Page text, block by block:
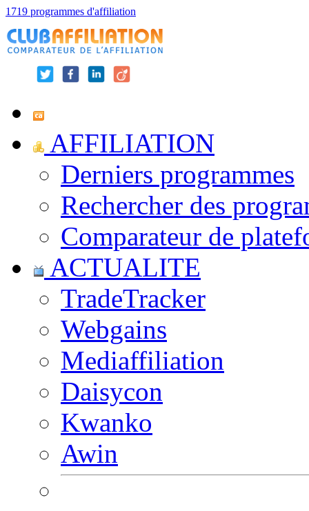
1719 programmes d'affiliation
AFFILIATION
Derniers programmes
Rechercher des
Comparateur de
ACTUALITE
TradeTracker
Webgains
Mediaffiliation
Daisycon
Kwanko
Awin